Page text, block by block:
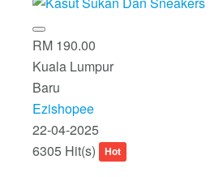
RM 190.00
Kuala Lumpur
Baru
Ezishopee
22-04-2025
6305 Hit(s)
Hot